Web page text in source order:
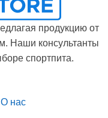
продукцию от
Наши консультанты
спортпита.
О нас